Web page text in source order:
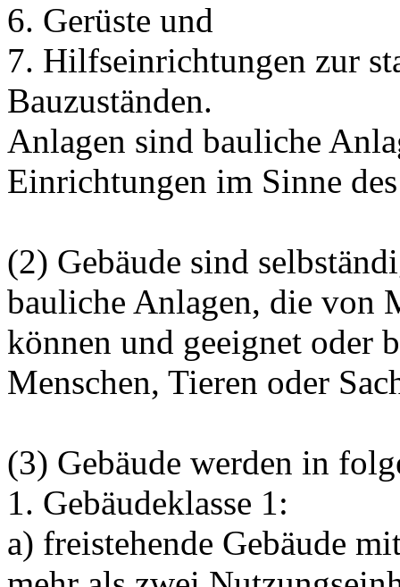
6. Gerüste und
7. Hilfseinrichtungen zur
Bauzuständen.
Anlagen sind bauliche
Einrichtungen im Sinne
(2) Gebäude sind
bauliche Anlagen, die von
können und geeignet oder
Menschen, Tieren oder
(3) Gebäude werden in
1. Gebäudeklasse 1:
a) freistehende Gebäude